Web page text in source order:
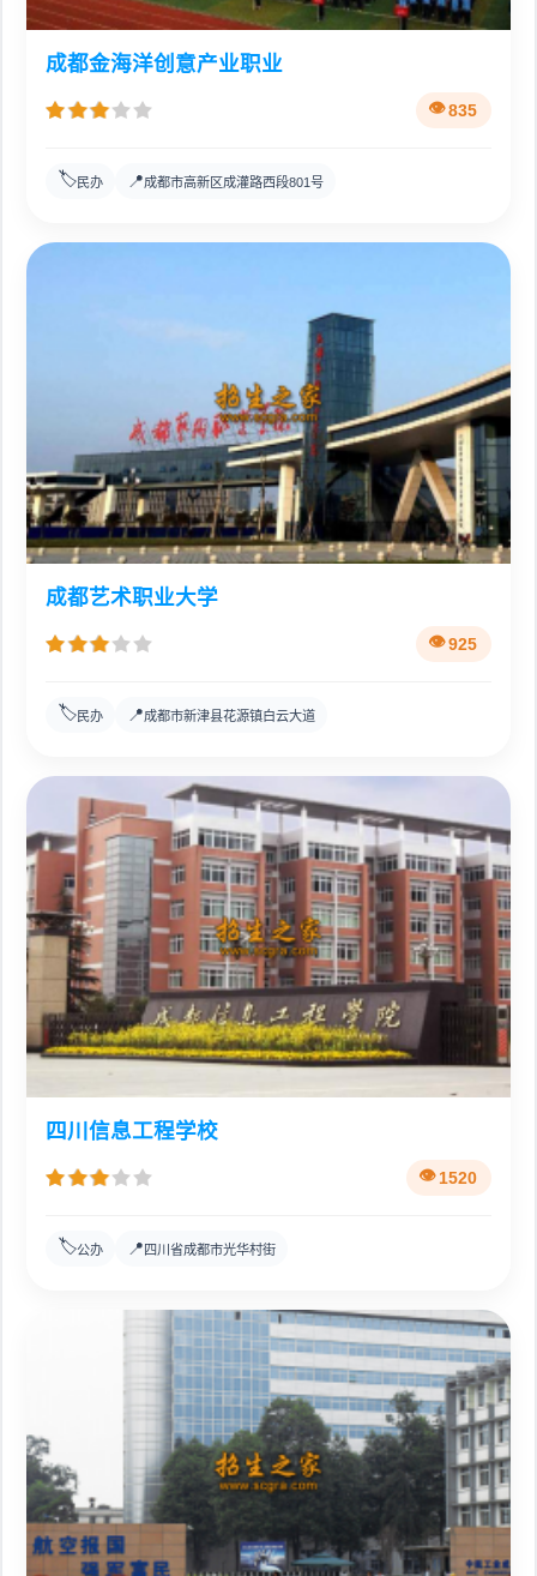
成都金海洋创意产业职业
835
🏷️民办 📍成都市高新区成灌路西段801号
成都艺术职业大学
925
🏷️民办 📍成都市新津县花源镇白云大道
四川信息工程学校
1520
🏷️公办 📍四川省成都市光华村街